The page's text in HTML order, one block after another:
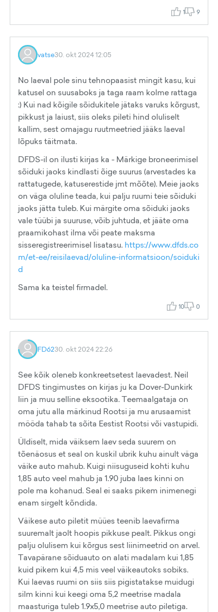
1 9
vatse30. okt 2024 12:05
No laeval pole sinu tehnopaasist mingit kasu, kui
katusel on suusaboks ja taga raam kolme rattaga
:) Kui nad kõigile sõidukitele jätaks varuks kõrgust,
pikkust ja laiust, siis oleks pileti hind oluliselt
kallim, sest omajagu ruutmeetried jääks laeval
lõpuks täitmata.
DFDS-il on ilusti kirjas ka - Märkige broneerimisel
sõiduki jaoks kindlasti õige suurus (arvestades ka
rattatugede, katuserestide jmt mõõte). Meie jaoks
on väga oluline teada, kui palju ruumi teie sõiduki
jaoks jätta tuleb. Kui märgite oma sõiduki jaoks
vale tüübi ja suuruse, võib juhtuda, et jääte oma
praamikohast ilma või peate maksma
sisseregistreerimisel lisatasu. https://www.dfds.co
m/et-ee/reisilaevad/oluline-informatsioon/soiduki
d
Sama ka teistel firmadel.
10 0
FD6230. okt 2024 22:26
See kõik oleneb konkreetsetest laevadest. Neil
DFDS tingimustes on kirjas ju ka Dover-Dunkirk
liin ja muu selline eksootika. Teemaalgataja on
oma jutu alla märkinud Rootsi ja mu arusaamist
mööda tahab ta sõita Eestist Rootsi või vastupidi.
Üldiselt, mida väiksem laev seda suurem on
tõenäosus et seal on kuskil ubrik kuhu ainult väga
väike auto mahub. Kuigi niisuguseid kohti kuhu
1,85 auto veel mahub ja 1.90 juba laes kinni on
pole ma kohanud. Seal ei saaks pikem inimenegi
enam sirgelt kõndida.
Väikese auto piletit müües teenib laevafirma
suuremalt jaolt hoopis pikkuse pealt. Pikkus ongi
palju olulisem kui kõrgus sest liinimeetrid on arvel.
Tavapärane sõiduauto on alati madalam kui 1,85
kuid pikem kui 4,5 mis veel väikeautoks sobiks.
Kui laevas ruumi on siis siis pigistatakse muidugi
silm kinni kui keegi oma 5,2 meetrise madala
maasturiga tuleb 1.9x5,0 meetrise auto piletiga.